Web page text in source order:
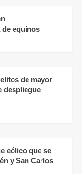
de equinos
de mayor
despliegue
eólico que se
y San Carlos